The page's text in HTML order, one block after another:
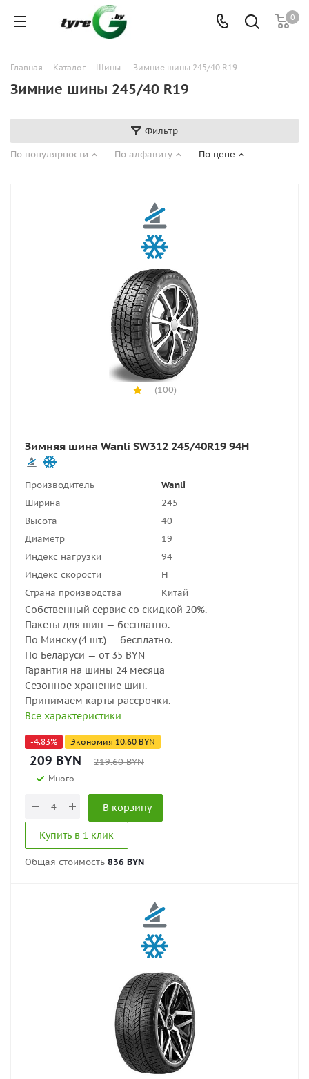
0
Главная - Каталог - Шины - Зимние шины 245/40 R19
Зимние шины 245/40 R19
Фильтр
По популярности
По алфавиту По цене
(100)
Зимняя шина Wanli SW312 245/40R19 94H
Производитель
Wanli
Ширина
245
Высота
40
Диаметр
19
Индекс нагрузки
94
Индекс скорости
H
Страна производства
Китай
Собственный сервис со скидкой 20%.
Пакеты для шин — бесплатно.
По Минску (4 шт.) — бесплатно.
По Беларуси — от 35 BYN
Гарантия на шины 24 месяца
Сезонное хранение шин.
Принимаем карты рассрочки.
Все характеристики
-4.83% Экономия 10.60 BYN
209 BYN 219.60BYN
Много
В корзину
Купить в 1 клик
Общая стоимость 836 BYN